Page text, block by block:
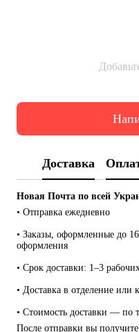
Доставка
Новая Почта по всей
• Отправка ежедневно
• Заказы, оформленные до
оформления
• Срок доставки: 1–3
• Доставка в отделение или
• Стоимость доставки — по
После отправки вы